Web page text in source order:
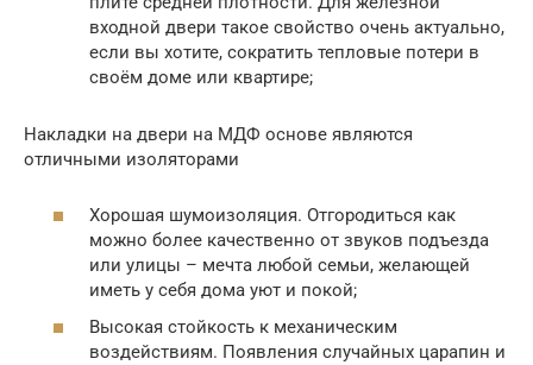
входной двери такое свойство очень актуально,
если вы хотите, сократить тепловые потери в
своём доме или квартире;
Накладки на двери на МДФ основе являются
отличными изоляторами
Хорошая шумоизоляция. Отгородиться как
можно более качественно от звуков подъезда
или улицы – мечта любой семьи, желающей
иметь у себя дома уют и покой;
Высокая стойкость к механическим
воздействиям. Появления случайных царапин и